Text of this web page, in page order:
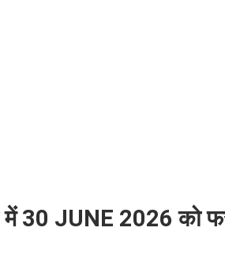
में 30 JUNE 2026 को